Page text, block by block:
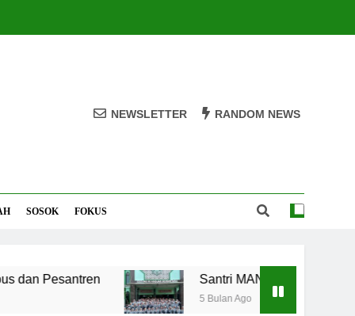
NEWSLETTER RANDOM NEWS
SOSOK FOKUS
Pesantren Santri MANPK Surakarta Turun
5 Bulan Ago